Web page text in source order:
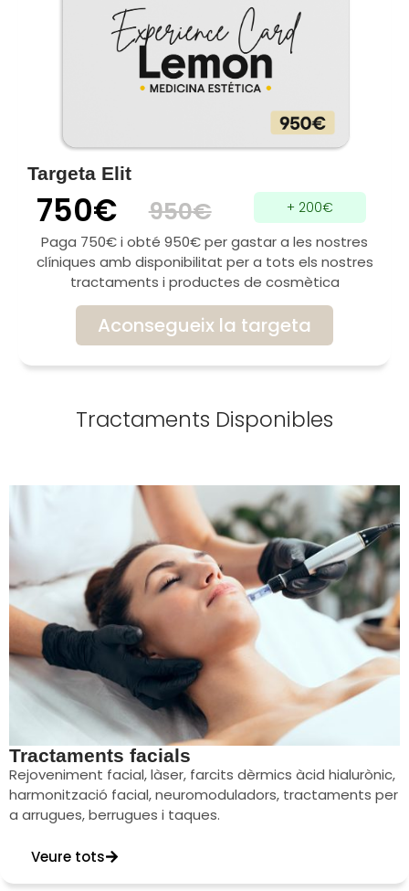
Targeta Elit
750€ 950€ + 200€
Paga 750€ i obté 950€ per gastar a les nostres
clíniques amb disponibilitat per a tots els nostres
tractaments i productes de cosmètica
Aconsegueix la targeta
Tractaments Disponibles
Tractaments facials
Rejoveniment facial, làser, farcits dèrmics àcid hialurònic,
harmonització facial, neuromoduladors, tractaments per
a arrugues, berrugues i taques.
Veure tots